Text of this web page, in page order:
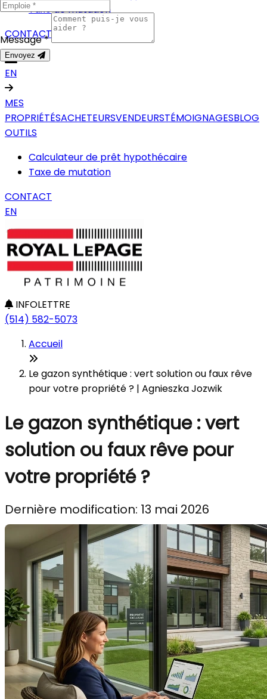
Taxe de mutation
CONTACT
EN
MES
PROPRIÉTÉSACHETEURSVENDEURSTÉMOIGNAGESBLOG
OUTILS
Calculateur de prêt hypothécaire
Taxe de mutation
CONTACT
EN
INFOLETTRE
(514) 582-5073
Accueil
Le gazon synthétique : vert solution ou faux rêve
pour votre propriété ? | Agnieszka Jozwik
Le gazon synthétique : vert
solution ou faux rêve pour
votre propriété ?
Dernière modification: 13 mai 2026
Message *
Envoyez